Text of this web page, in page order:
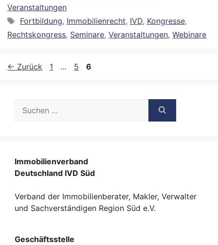
Veranstaltungen
Schlagwörter
Fortbildung, Immobilienrecht, IVD, Kongresse,
Rechtskongress, Seminare, Veranstaltungen, Webinare
← Zurück Seite
1 … Seite
5 Seite
6
nach:
Immobilienverband
Deutschland IVD Süd
Verband der Immobilienberater, Makler, Verwalter
und Sachverständigen Region Süd e.V.
Geschäftsstelle